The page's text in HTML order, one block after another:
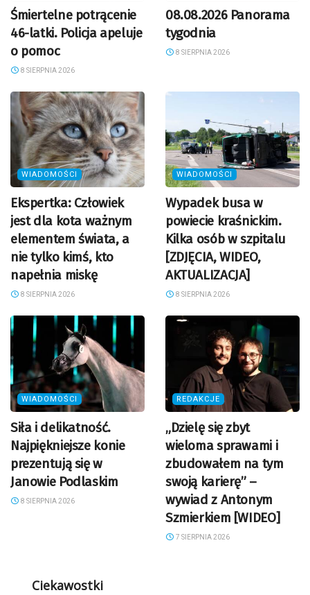
Śmiertelne potrącenie
46-latki. Policja apeluje
o pomoc
8 SIERPNIA 2026
08.08.2026 Panorama
tygodnia
8 SIERPNIA 2026
WIADOMOŚCI
Ekspertka: Człowiek
jest dla kota ważnym
elementem świata, a
nie tylko kimś, kto
napełnia miskę
8 SIERPNIA 2026
WIADOMOŚCI
Wypadek busa w
powiecie kraśnickim.
Kilka osób w szpitalu
[ZDJĘCIA, WIDEO,
AKTUALIZACJA]
8 SIERPNIA 2026
WIADOMOŚCI
Siła i delikatność.
Najpiękniejsze konie
prezentują się w
Janowie Podlaskim
8 SIERPNIA 2026
REDAKCJE
„Dzielę się zbyt
wieloma sprawami i
zbudowałem na tym
swoją karierę” –
wywiad z Antonym
Szmierkiem [WIDEO]
7 SIERPNIA 2026
Ciekawostki